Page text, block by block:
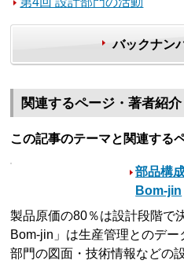
バックナン
関連するページ・著者紹介
この記事のテーマと関連する
部品構
Bom-jin
製品原価の80％は設計段階で
Bom-jin」は生産管理とのデ
部門の図面・技術情報などの